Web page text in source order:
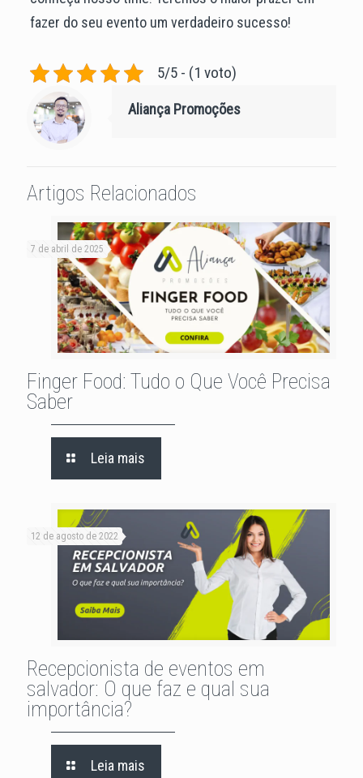
fazer do seu evento um verdadeiro sucesso!
5/5 - (1 voto)
Aliança Promoções
Artigos Relacionados
7 de abril de 2025
Finger Food: Tudo o Que Você Precisa
Saber
Leia mais
12 de agosto de 2022
Recepcionista de eventos em
salvador: O que faz e qual sua
importância?
Leia mais